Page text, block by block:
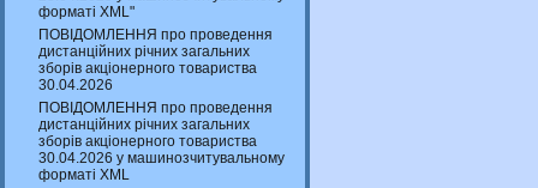
форматі XML"
ПОВІДОМЛЕННЯ про проведення
дистанційних річних загальних
зборів акціонерного товариства
30.04.2026
ПОВІДОМЛЕННЯ про проведення
дистанційних річних загальних
зборів акціонерного товариства
30.04.2026 у машинозчитувальному
форматі XML